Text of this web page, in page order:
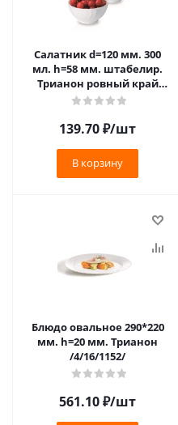
Салатник d=120 мм. 300
мл. h=58 мм. штабелир.
Трианон ровный край
(D6884) /6/24/36/
139.70₽/шт
В корзину
Блюдо овальное 290*220
мм. h=20 мм. Трианон
/4/16/1152/
561.10₽/шт